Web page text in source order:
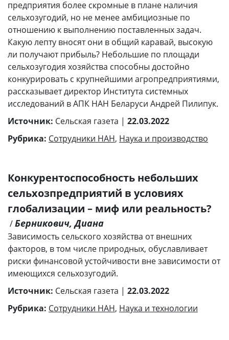
предприятия более скромные в плане наличия
сельхозугодий, но не менее амбициозные по
отношению к выполнению поставленных задач.
Какую лепту вносят они в общий каравай, высокую
ли получают прибыль? Небольшие по площади
сельхозугодия хозяйства способны достойно
конкурировать с крупнейшими агропредприятиями,
рассказывает директор Института системных
исследований в АПК НАН Беларуси Андрей Пилипук.
Источник: Сельская газета | 22.03.2022
Рубрика: Сотрудники НАН, Наука и производство
Конкурентоспособность небольших
сельхозпредприятий в условиях
глобализации – миф или реальность?
/Берникович, Диана
Зависимость сельского хозяйства от внешних
факторов, в том числе природных, обуславливает
риски финансовой устойчивости вне зависимости от
имеющихся сельхозугодий.
Источник: Сельская газета | 22.03.2022
Рубрика: Сотрудники НАН, Наука и технологии